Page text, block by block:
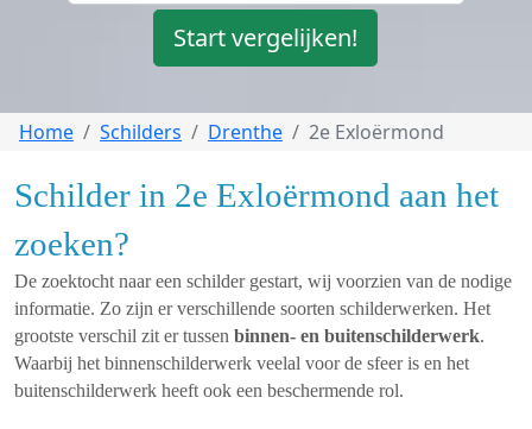
Start vergelijken!
Home Schilders Drenthe 2e Exloërmond
Schilder in 2e Exloërmond aan het
zoeken?
De zoektocht naar een schilder gestart, wij voorzien van de nodige
informatie. Zo zijn er verschillende soorten schilderwerken. Het
grootste verschil zit er tussen binnen- en buitenschilderwerk.
Waarbij het binnenschilderwerk veelal voor de sfeer is en het
buitenschilderwerk heeft ook een beschermende rol.